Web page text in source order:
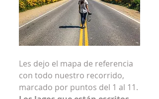
Les dejo el mapa de referencia
con todo nuestro recorrido,
marcado por puntos del 1 al 11.